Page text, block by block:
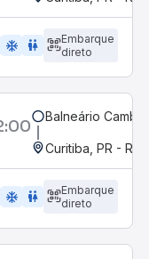
ac_unit WC
Embarque
direto
Balneário
Curitiba, PR -
ac_unit wc
Embarque
direto